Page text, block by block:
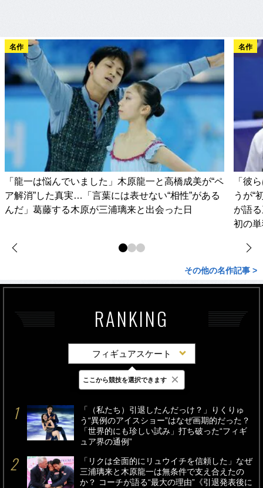
名作
「龍一は悩んでいました」木原龍一と高橋成美が“ペ
ア解消”した真実…「言葉には表せない“相性”がある
んだ」葛藤する木原が三浦璃来と出会った日
名作
「彼
うが“
が語
初の
その他の名作記事 >
RANKING
フィギュアスケート
最新 24時間 週間
「（私たち）引退したんだっけ？」りくりゅ
う“異例のアイスショー”はなぜ画期的だった？
「世界的にも珍しい試み」打ち破った“フィギ
ュア界の通例”
「リクは全面的にリュウイチを信頼した」なぜ
三浦璃来と木原龍一は無条件で支え合えたの
か？ コーチが語る“最大の理由”《引退発表後に
ここから競技を選択できます ×